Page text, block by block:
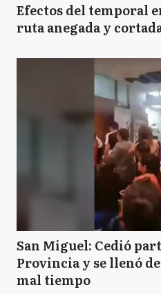
Efectos del temporal
ruta anegada y
San Miguel: Cedió
Provincia y se llenó
mal tiempo